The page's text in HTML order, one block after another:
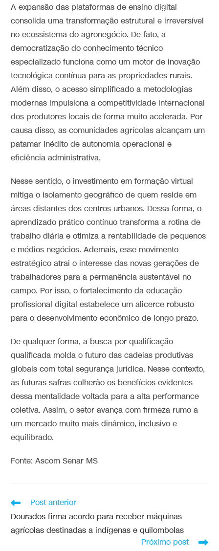
A expansão das plataformas de ensino digital
consolida uma transformação estrutural e irreversível
no ecossistema do agronegócio. De fato, a
democratização do conhecimento técnico
especializado funciona como um motor de inovação
tecnológica contínua para as propriedades rurais.
Além disso, o acesso simplificado a metodologias
modernas impulsiona a competitividade internacional
dos produtores locais de forma muito acelerada. Por
causa disso, as comunidades agrícolas alcançam um
patamar inédito de autonomia operacional e
eficiência administrativa.
Nesse sentido, o investimento em formação virtual
mitiga o isolamento geográfico de quem reside em
áreas distantes dos centros urbanos. Dessa forma, o
aprendizado prático contínuo transforma a rotina de
trabalho diária e otimiza a rentabilidade de pequenos
e médios negócios. Ademais, esse movimento
estratégico atrai o interesse das novas gerações de
trabalhadores para a permanência sustentável no
campo. Por isso, o fortalecimento da educação
profissional digital estabelece um alicerce robusto
para o desenvolvimento econômico de longo prazo.
De qualquer forma, a busca por qualificação
qualificada molda o futuro das cadeias produtivas
globais com total segurança jurídica. Nesse contexto,
as futuras safras colherão os benefícios evidentes
dessa mentalidade voltada para a alta performance
coletiva. Assim, o setor avança com firmeza rumo a
um mercado muito mais dinâmico, inclusivo e
equilibrado.
Fonte: Ascom Senar MS
Post anterior
Dourados firma acordo para receber máquinas
agrícolas destinadas a indígenas e quilombolas
Próximo post